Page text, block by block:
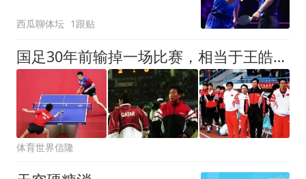
西瓜聊体坛 1跟贴
国足30年前输掉一场比赛，相当于王皓输给柳承敏，米卢到来解顽疾
体育世界信隆